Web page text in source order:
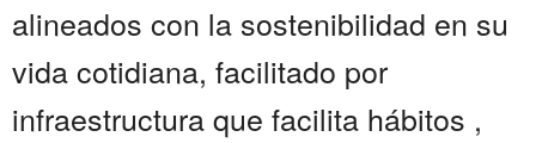
alineados con la sostenibilidad en su
vida cotidiana, facilitado por
infraestructura que facilita hábitos ,